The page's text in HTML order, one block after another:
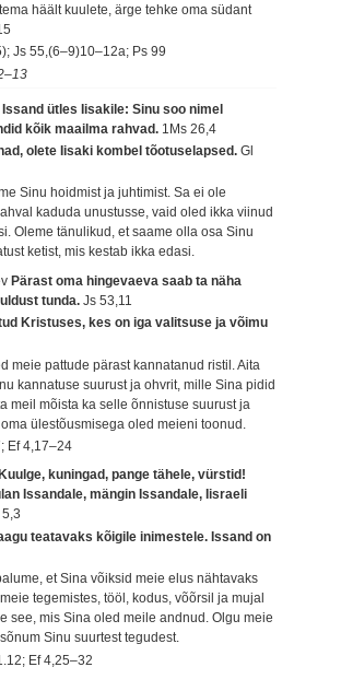
häält kuulete, ärge tehke oma südant
Js 55,(6–9)10–12a; Ps 99
Issand ütles Iisakile: Sinu soo nimel
kõik maailma rahvad. 1Ms 26,4
olete Iisaki kombel tõotuselapsed.Gl
Sinu hoidmist ja juhtimist. Sa ei ole
kaduda unustusse, vaid oled ikka viinud
Oleme tänulikud, et saame olla osa Sinu
ketist, mis kestab ikka edasi.
Pärast oma hingevaeva saab ta näha
tunda.Js 53,11
Kristuses, kes on iga valitsuse ja võimu
meie pattude pärast kannatanud ristil. Aita
kannatuse suurust ja ohvrit, mille Sina pidid
meil mõista ka selle õnnistuse suurust ja
ülestõusmisega oled meieni toonud.
Ef 4,17–24
Kuulge, kuningad, pange tähele, vürstid!
Issandale, mängin Issandale, Iisraeli
5,3
teatavaks kõigile inimestele. Issand on
et Sina võiksid meie elus nähtavaks
tegemistes, tööl, kodus, võõrsil ja mujal
see, mis Sina oled meile andnud. Olgu meie
Sinu suurtest tegudest.
Ef 4,25–32